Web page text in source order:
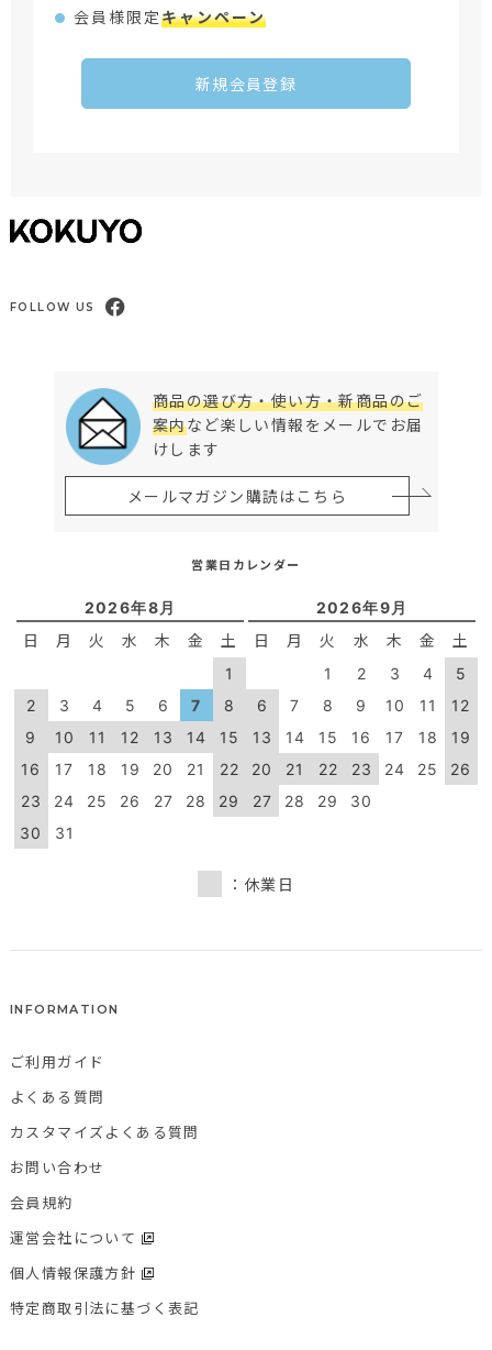
会員様限定キャンペーン
新規会員登録
FOLLOW US
商品の選び方・使い方・新商品のご
案内など楽しい情報をメールでお届
けします
メールマガジン購読はこちら
営業日カレンダー
2026年8月
日 月 火 水 木 金 土
1
2
3 4 5 6 7
8
9
10 11 12 13 14
15
16
17 18 19 20 21
22
23
24 25 26 27 28
29
30
31
2026年9月
日 月 火 水 木 金 土
1 2 3 4
5
6
7 8 9 10 11
12
13
14 15 16 17 18
19
20
21 22 23 24 25
26
27
28 29 30
：休業日
INFORMATION
ご利用ガイド
よくある質問
カスタマイズよくある質問
お問い合わせ
会員規約
運営会社について
個人情報保護方針
特定商取引法に基づく表記